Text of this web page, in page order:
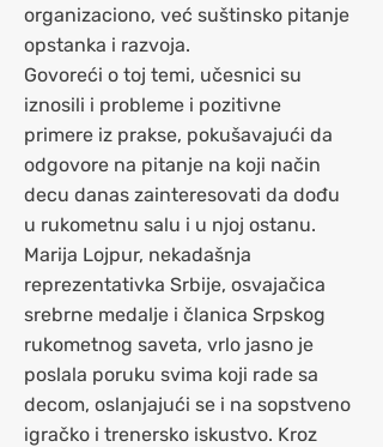
organizaciono, već suštinsko pitanje
opstanka i razvoja.
Govoreći o toj temi, učesnici su
iznosili i probleme i pozitivne
primere iz prakse, pokušavajući da
odgovore na pitanje na koji način
decu danas zainteresovati da dođu
u rukometnu salu i u njoj ostanu.
Marija Lojpur, nekadašnja
reprezentativka Srbije, osvajačica
srebrne medalje i članica Srpskog
rukometnog saveta, vrlo jasno je
poslala poruku svima koji rade sa
decom, oslanjajući se i na sopstveno
igračko i trenersko iskustvo. Kroz